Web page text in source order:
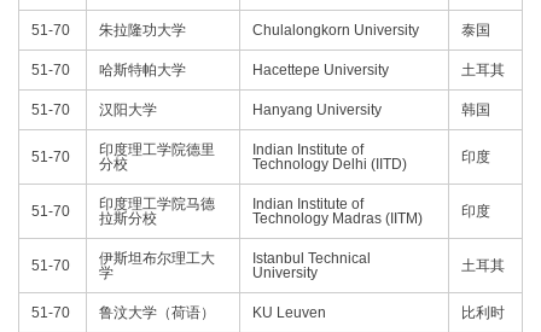
51-70 朱拉隆功大学 Chulalongkorn University 泰国
51-70 哈斯特帕大学 Hacettepe University 土耳其
51-70 汉阳大学 Hanyang University 韩国
51-70
印度理工学院德里
分校
Indian Institute of
Technology Delhi (IITD)
印度
51-70
印度理工学院马德
拉斯分校
Indian Institute of
Technology Madras (IITM)
印度
51-70
伊斯坦布尔理工大
学
Istanbul Technical
University
土耳其
51-70 鲁汶大学（荷语） KU Leuven 比利时